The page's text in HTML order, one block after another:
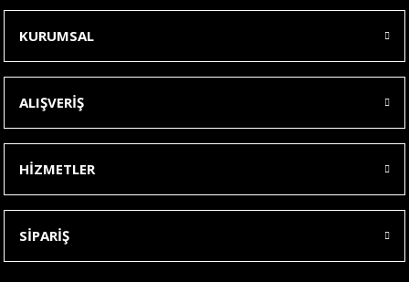
KURUMSAL
ALIŞVERİŞ
HİZMETLER
SİPARİŞ